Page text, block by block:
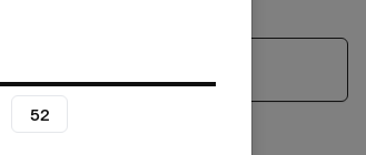
52